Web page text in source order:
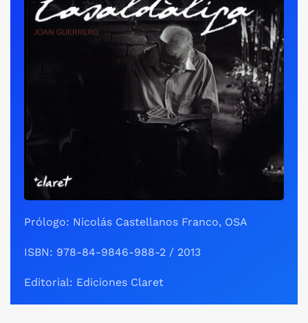
Prólogo: Nicolás Castellanos Franco, OSA
ISBN: 978-84-9846-988-2 / 2013
Editorial: Ediciones Claret